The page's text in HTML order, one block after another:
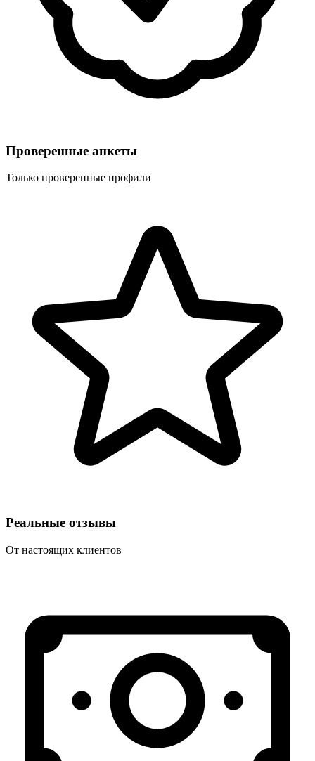
Проверенные анкеты
Только проверенные профили
Реальные отзывы
От настоящих клиентов